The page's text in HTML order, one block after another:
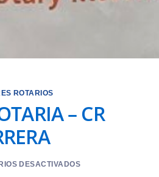
ROTARIOS
– CR
DESACTIVADOS